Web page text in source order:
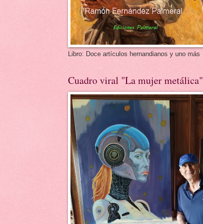
Libro: Doce artículos hernandianos y uno más
Cuadro viral "La mujer metálica"